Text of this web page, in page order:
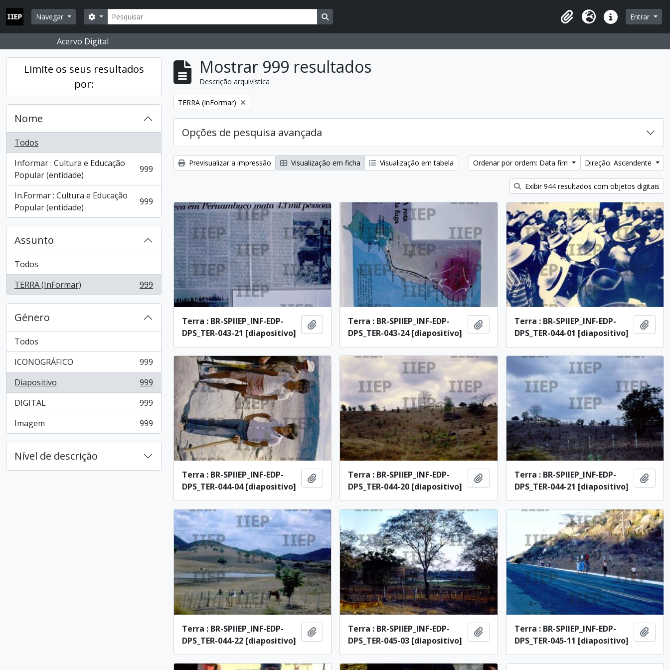
Skip to main content
Navegar
Pesquisar
Opções de busca Busque na página de navegação
Área de transferência
Idioma Ligações rápidas
Entrar
Acervo Digital
Limite os seus resultados
por:
Nome
Todos
Informar : Cultura e Educação
Popular (entidade)
, 999 resultados 999
In.Formar : Cultura e Educação
Popular (entidade)
, 999 resultados 999
Assunto
Todos
TERRA (InFormar)
, 999 resultados 999
Género
Todos
ICONOGRÁFICO
, 999 resultados
999
Diapositivo
, 999 resultados
999
DIGITAL
, 999 resultados
999
Imagem
, 999 resultados 999
Nível de descrição
Mostrar 999 resultados
Descrição arquivística
Remover filtro:
TERRA (InFormar)
Opções de pesquisa avançada
Previsualizar a impressão Visualização em ficha Visualização em tabela Ordenar por ordem: Data fim Direção: Ascendente
Exibir 944 resultados com objetos digitais
Terra : BR-SPIIEP_INF-EDP-
DPS_TER-043-21 [diapositivo]
Adicionar à área de transferência
Terra : BR-SPIIEP_INF-EDP-
DPS_TER-043-24 [diapositivo]
Adicionar à área de transferência
Terra : BR-SPIIEP_INF-EDP-
DPS_TER-044-01 [diapositivo]
Terra : BR-SPIIEP_INF-EDP-
DPS_TER-044-04 [diapositivo]
Adicionar à área de transferência
Terra : BR-SPIIEP_INF-EDP-
DPS_TER-044-20 [diapositivo]
Adicionar à área de transferência
Terra : BR-SPIIEP_INF-EDP-
DPS_TER-044-21 [diapositivo]
Terra : BR-SPIIEP_INF-EDP-
DPS_TER-044-22 [diapositivo]
Adicionar à área de transferência
Terra : BR-SPIIEP_INF-EDP-
DPS_TER-045-03 [diapositivo]
Adicionar à área de transferência
Terra : BR-SPIIEP_INF-EDP-
DPS_TER-045-11 [diapositivo]